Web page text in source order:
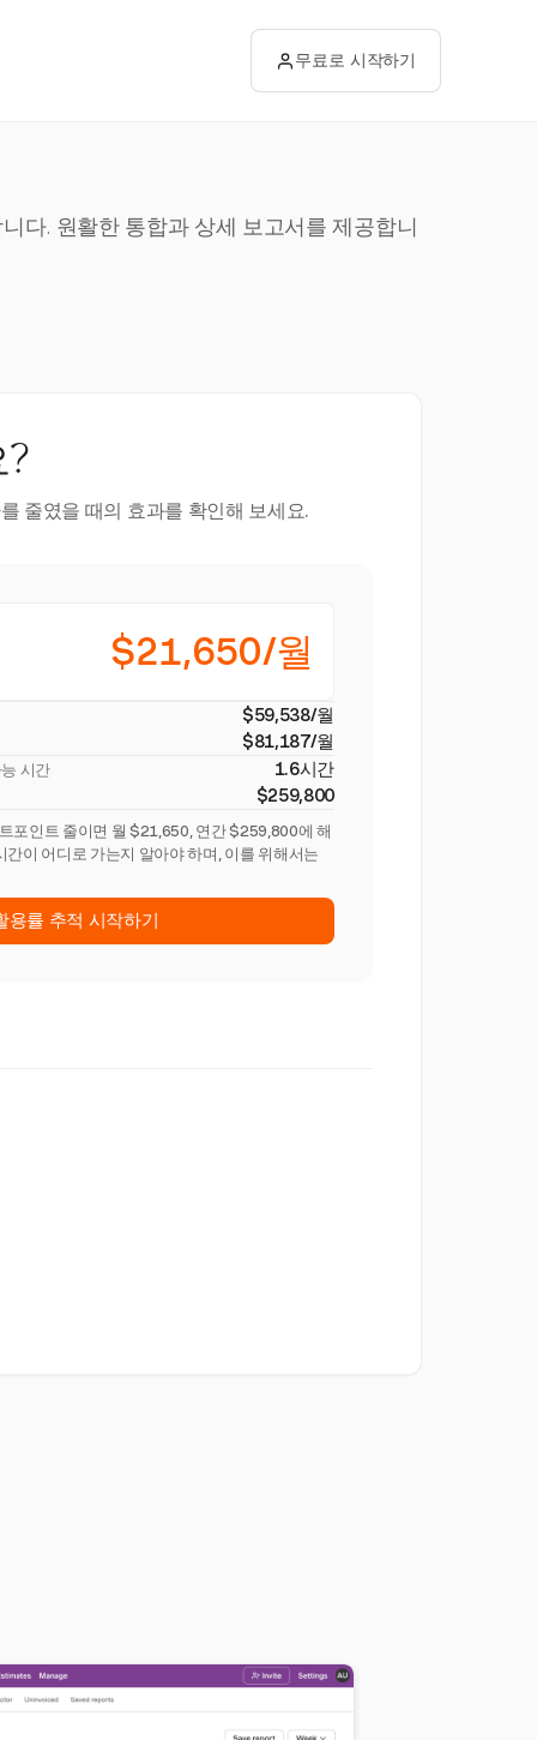
무료로 시작하기
다. 원활한 통합과 상세 보고서를 제공합니
?
줄였을 때의 효과를 확인해 보세요.
$21,650/월
$59,538/월
$81,187/월
시간 1.6시간
$259,800
포인트 줄이면 월 $21,650, 연간 $259,800에 해
간이 어디로 가는지 알아야 하며, 이를 위해서는
용률 추적 시작하기